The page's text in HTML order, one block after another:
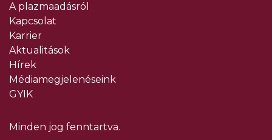
A plazmaadásról
Kapcsolat
Karrier
Aktualitások
Hírek
Médiamegjelenéseink
GYIK
Minden jog fenntartva.